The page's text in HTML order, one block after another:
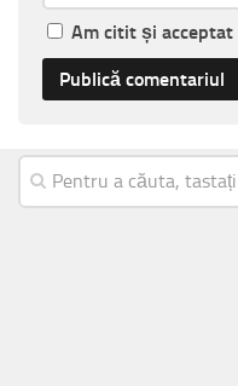
Am citit și acceptat